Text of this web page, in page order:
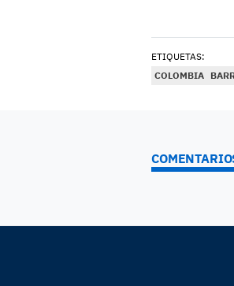
ETIQUETAS:
COLOMBIA